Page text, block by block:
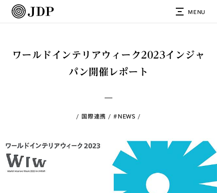
MENU
ワールドインテリアウィーク2023インジャ
パン開催レポート
国際連携 #NEWS